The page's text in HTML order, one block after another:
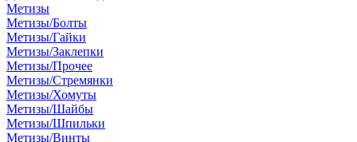
Метизы
Метизы/Болты
Метизы/Гайки
Метизы/Заклепки
Метизы/Прочее
Метизы/Стремянки
Метизы/Хомуты
Метизы/Шайбы
Метизы/Шпильки
Метизы/Винты